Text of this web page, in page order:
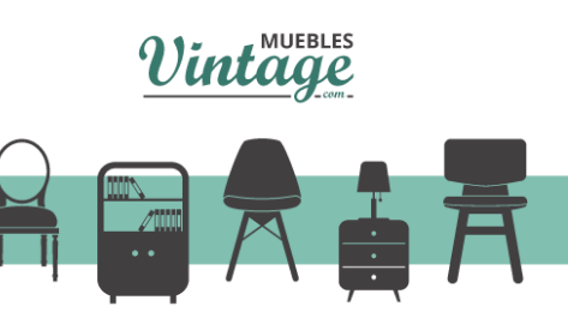
Maciza Acabado Cerezo Oscuro 91 x 60 x 44 cm
Mesa de Centro
Acabado Cerezo
146,18 € 68,70 €
- Añadir al carrito
Ver opciones
IVA incluido en el precio
Transporte:
11,98€